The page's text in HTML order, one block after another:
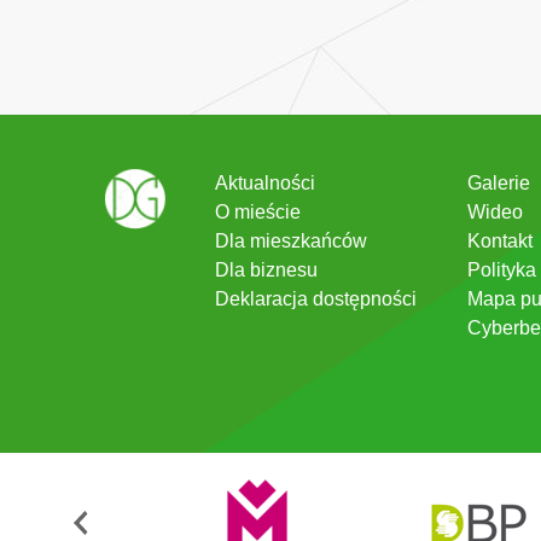
Aktualności
O mieście
Dla mieszkańców
Dla biznesu
Deklaracja dostępności
Galerie
Wideo
Kontakt
Mapa